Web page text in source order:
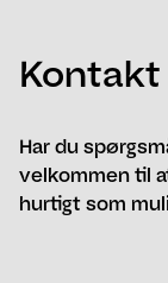
Kontakt
Har du
velkommen til
hurtigt som